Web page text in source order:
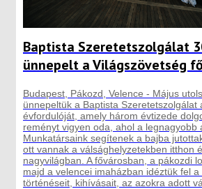
Baptista Szeretetszolgálat
ünnepelt a Világszövetség
Budapest, Pákozd, Velence - Május
ünnepeltük a Baptista Szeretetszolgálat
évfordulóját, amely három évtizede
reményt vigyen oda, ahol a legnagyobb
Munkatársaink segítenek a bajba
ott vannak a válsághelyzetekben itthon
nagyvilágban. A fővárosban, a pákozdi
majd a velencei imaházban idéztük fel
történéseit, kihívásait, az azokra adott